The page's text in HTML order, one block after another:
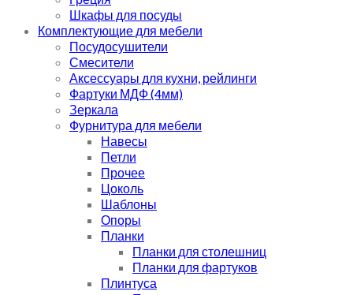
Шкафы для посуды
Комплектующие для мебели
Посудосушители
Смесители
Аксессуары для кухни, рейлинги
Фартуки МДФ (4мм)
Зеркала
Фурнитура для мебели
Навесы
Петли
Прочее
Цоколь
Шаблоны
Опоры
Планки
Планки для столешниц
Планки для фартуков
Плинтуса